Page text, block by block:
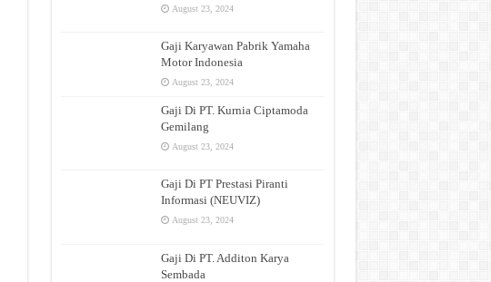
August 23, 2024
Gaji Karyawan Pabrik Yamaha
Motor Indonesia
August 23, 2024
Gaji Di PT. Kurnia Ciptamoda
Gemilang
August 23, 2024
Gaji Di PT Prestasi Piranti
Informasi (NEUVIZ)
August 23, 2024
Gaji Di PT. Additon Karya
Sembada